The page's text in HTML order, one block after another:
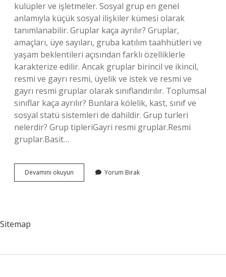
kulüpler ve işletmeler. Sosyal grup en genel
anlamıyla küçük sosyal ilişkiler kümesi olarak
tanımlanabilir. Gruplar kaça ayrılır? Gruplar,
amaçları, üye sayıları, gruba katılım taahhütleri ve
yaşam beklentileri açısından farklı özelliklerle
karakterize edilir. Ancak gruplar birincil ve ikincil,
resmi ve gayrı resmi, üyelik ve istek ve resmi ve
gayrı resmi gruplar olarak sınıflandırılır. Toplumsal
sınıflar kaça ayrılır? Bunlara kölelik, kast, sınıf ve
sosyal statü sistemleri de dahildir. Grup turleri
nelerdir? Grup tipleriGayri resmi gruplar.Resmi
gruplar.Basit…
Devamını okuyun Toplumsal
Gruplar
Yorum Bırak
Sitemap